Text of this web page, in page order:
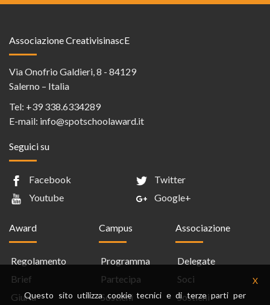
Associazione CreativisinascE
Via Onofrio Galdieri, 8 - 84129
Salerno – Italia
Tel: +39 338.6334289
E-mail: info@spotschoolaward.it
Seguici su
Facebook
Twitter
Youtube
Google+
Award
Regolamento
Brief
Giuria
Campus
Programma
Partecipa
Sostieni
Associazione
Delegate
Soci
Sostieni
Questo sito utilizza cookie tecnici e di terze parti per
X